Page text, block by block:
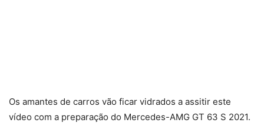
Os amantes de carros vão ficar vidrados a assitir este
vídeo com a preparação do Mercedes-AMG GT 63 S 2021.